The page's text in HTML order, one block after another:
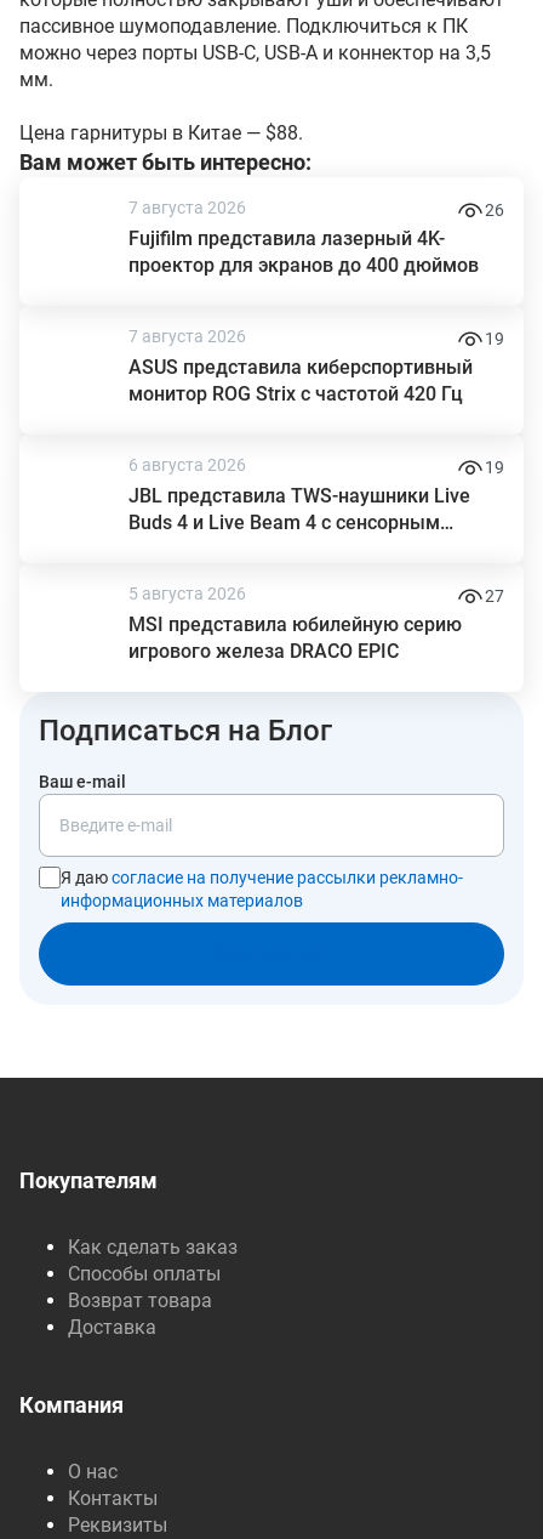
пассивное шумоподавление. Подключиться к ПК
можно через порты USB-C, USB-A и коннектор на 3,5
мм.
Цена гарнитуры в Китае — $88.
Вам может быть интересно:
7 августа 2026 26
Fujifilm представила лазерный 4K-
проектор для экранов до 400 дюймов
7 августа 2026 19
ASUS представила киберспортивный
монитор ROG Strix с частотой 420 Гц
6 августа 2026 19
JBL представила TWS-наушники Live
Buds 4 и Live Beam 4 с сенсорным
5 августа 2026 27
MSI представила юбилейную серию
игрового железа DRACO EPIC
Подписаться на Блог
Ваш e-mail
Я даюсогласие на получение рассылки рекламно-
информационных материалов
Покупателям
Как сделать заказ
Способы оплаты
Возврат товара
Доставка
Компания
О нас
Контакты
Реквизиты